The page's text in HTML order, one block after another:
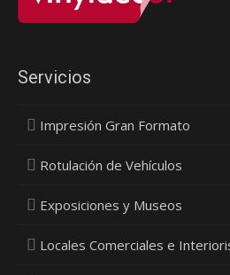
Servicios
Impresión Gran Formato
Rotulación de Vehículos
Exposiciones y Museos
Locales Comerciales e